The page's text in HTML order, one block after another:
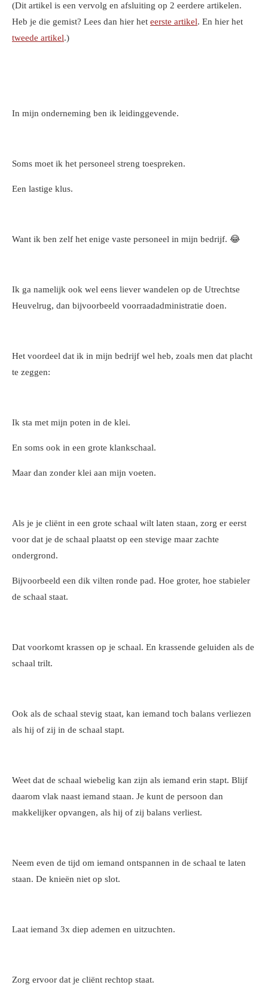
(Dit artikel is een vervolg en afsluiting op 2 eerdere artikelen.
Heb je die gemist? Lees dan hier het eerste artikel. En hier het
tweede artikel.)
In mijn onderneming ben ik leidinggevende.
Soms moet ik het personeel streng toespreken.
Een lastige klus.
Want ik ben zelf het enige vaste personeel in mijn bedrijf. 😂
Ik ga namelijk ook wel eens liever wandelen op de Utrechtse
Heuvelrug, dan bijvoorbeeld voorraadadministratie doen.
Het voordeel dat ik in mijn bedrijf wel heb, zoals men dat placht
te zeggen:
Ik sta met mijn poten in de klei.
En soms ook in een grote klankschaal.
Maar dan zonder klei aan mijn voeten.
Als je je cliënt in een grote schaal wilt laten staan, zorg er eerst
voor dat je de schaal plaatst op een stevige maar zachte
ondergrond.
Bijvoorbeeld een dik vilten ronde pad. Hoe groter, hoe stabieler
de schaal staat.
Dat voorkomt krassen op je schaal. En krassende geluiden als de
schaal trilt.
Ook als de schaal stevig staat, kan iemand toch balans verliezen
als hij of zij in de schaal stapt.
Weet dat de schaal wiebelig kan zijn als iemand erin stapt. Blijf
daarom vlak naast iemand staan. Je kunt de persoon dan
makkelijker opvangen, als hij of zij balans verliest.
Neem even de tijd om iemand ontspannen in de schaal te laten
staan. De knieën niet op slot.
Laat iemand 3x diep ademen en uitzuchten.
Zorg ervoor dat je cliënt rechtop staat.